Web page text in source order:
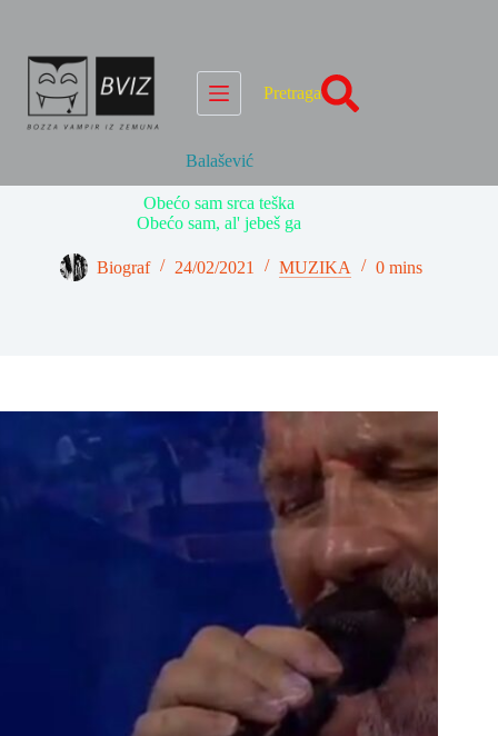
Pretraga
Balašević
Obećo sam srca teška
Obećo sam, al' jebeš ga
Biograf 24/02/2021 MUZIKA 0 mins